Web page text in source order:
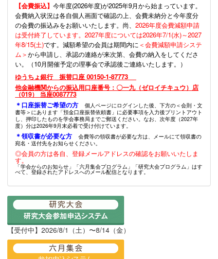
【会費振込】 今年度(2026年度)が2025年9月から始まっています。
会費納入状況は各自個人画面で確認の上、会費未納分と今年度分
の会費の振込みをお願いいたします。尚、 2026年度会費減額申請
は受付終了しています。2027年度については2026年7/1(水)～2027
年8/15(土)です。減額希望の会員は期間内に ＜会費減額申請システ
ム＞から申請し、承認の連絡が来次第、会費の納入をしてくださ
い。（10月開催予定の理事会で承認後ご連絡いたします。）
ゆうちょ銀行 振替口座 00150-1-87773
他金融機関からの振込用口座番号：〇一九（ゼロイチキュウ）店
（019） 当座0087773
＊口座振替ご希望の方
個人ページにログインした後、下方の＜会則・文
書等＞にあります「預金口座振替依頼書」に必要事項を入力後プリントアウト
し、押印したものを学会事務局までご郵送ください。なお、次年度（2027年
度）分は2026年9月末必着で受け付けています。
＊領収書が必要な方
会費等の領収書が必要な方は、メールにて領収書の
宛名・送付先をお知らせください。
◎会員の方は各自、登録メールアドレスの確認をお願いいたしま
す。
「学会からのお知らせ」「六月集会プログラム」「研究大会プログラム」はす
べて、登録されたアドレスへのメール配信となります。
【受付中】2026/8/1（土）〜8/14（金）